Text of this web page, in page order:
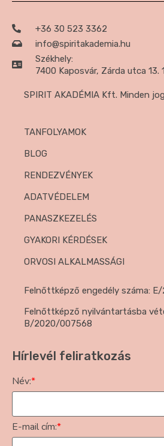
+36 30 523 3362
info@spiritakademia.hu
Székhely:
7400 Kaposvár, Zárda utca 13.
SPIRIT AKADÉMIA Kft. Minden
TANFOLYAMOK
BLOG
RENDEZVÉNYEK
ADATVÉDELEM
PANASZKEZELÉS
GYAKORI KÉRDÉSEK
ORVOSI ALKALMASSÁGI
Felnőttképző engedély száma:
Felnőttképző nyilvántartásba
B/2020/007568
Hírlevél feliratkozás
Név:*
E-mail cím:*